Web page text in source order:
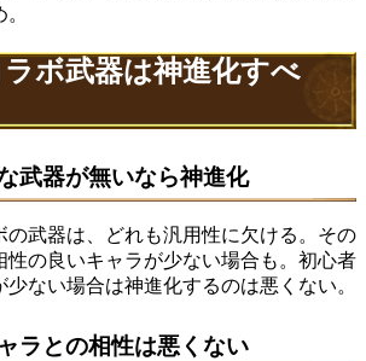
ボ武器は神進化すべ
武器が無いなら神進化
の武器は、どれも汎用性に欠ける。その
性の良いキャラが少ない場合も。初心者
ない場合は神進化するのは悪くない。
ラとの相性は悪くない